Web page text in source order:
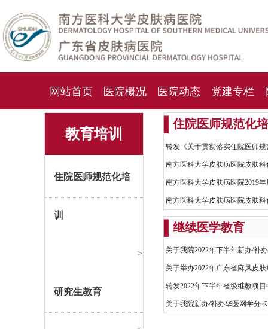
网站首页 医院概况 医院动态 党建专栏
化妆品检测中心 期刊杂志 就诊指南 人才
教育培训
住院医师规范化培
训
>
研究生教育
▍住院医师规范化
转发《关于贯彻落实住院医师规
南方医科大学皮肤病医院皮肤
南方医科大学皮肤病医院2019
南方医科大学皮肤病医院皮肤
▍继续医学教育
关于我院2022年下半年新办/补
关于举办2022年广东省麻风皮
转发2022年下半年省级继教项
关于我院新办/补办华医网学分